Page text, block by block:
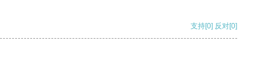
支持[0] 反对[0]